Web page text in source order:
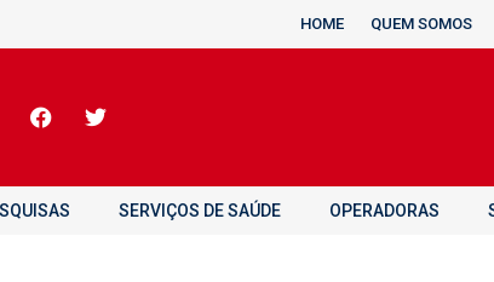
HOME QUEM SOMOS
SERVIÇOS DE SAÚDE OPERADORAS